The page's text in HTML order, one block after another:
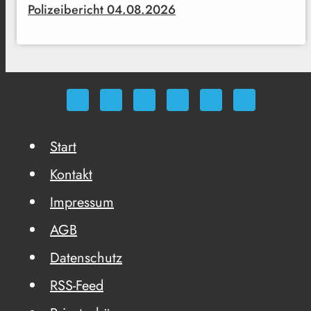
Polizeibericht 04.08.2026
Start
Kontakt
Impressum
AGB
Datenschutz
RSS-Feed